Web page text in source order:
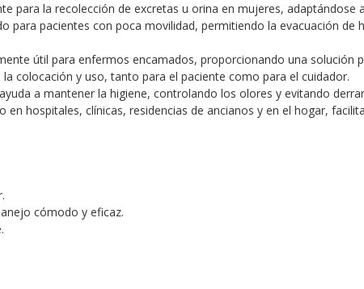
para la recolección de excretas u orina en mujeres,
para pacientes con poca movilidad, permitiendo la evacuación de
útil para enfermos encamados, proporcionando una solución
colocación y uso, tanto para el paciente como para el cuidador.
a mantener la higiene, controlando los olores y evitando
en hospitales, clínicas, residencias de ancianos y en el hogar,
cómodo y eficaz.